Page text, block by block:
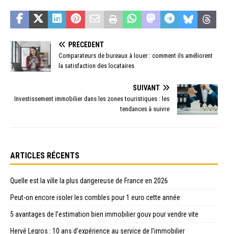
PRÉCÉDENT
Comparateurs de bureaux à louer : comment ils améliorent
la satisfaction des locataires
SUIVANT
Investissement immobilier dans les zones touristiques : les
tendances à suivre
ARTICLES RÉCENTS
Quelle est la ville la plus dangereuse de France en 2026
Peut-on encore isoler les combles pour 1 euro cette année
5 avantages de l’estimation bien immobilier gouv pour vendre vite
Hervé Legros : 10 ans d’expérience au service de l’immobilier